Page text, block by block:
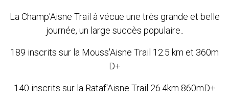
La Champ'Aisne Trail à vécue une très grande et belle
journée, un large succès populaire..
189 inscrits sur la Mouss'Aisne Trail 12.5 km et 360m
D+
140 inscrits sur la Rataf'Aisne Trail 26.4km 860mD+